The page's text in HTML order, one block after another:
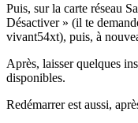
Puis, sur la carte réseau
Désactiver » (il te
vivant54xt), puis, à
Après, laisser quelques
disponibles.
Redémarrer est aussi,